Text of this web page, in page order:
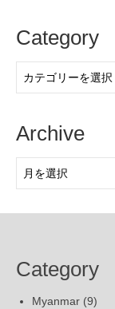
Category
Category
Archive
Archive
Category
Myanmar (9)